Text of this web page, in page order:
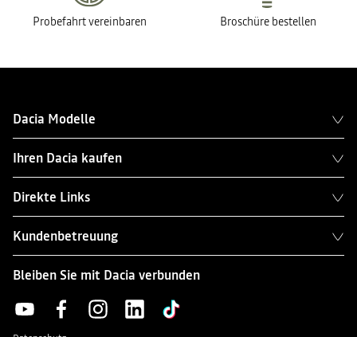
Probefahrt vereinbaren Broschüre bestellen
Dacia Modelle
Ihren Dacia kaufen
Direkte Links
Kundenbetreuung
Bleiben Sie mit Dacia verbunden